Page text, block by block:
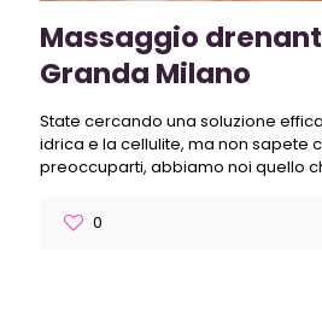
Massaggio
Granda Milano
State cercando una soluzione
idrica e la cellulite, ma non sapete
preoccuparti, abbiamo noi quello
0